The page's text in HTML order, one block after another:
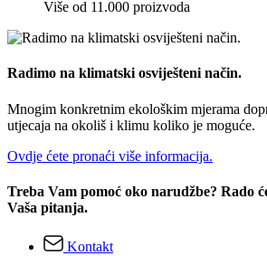
Više od 11.000 proizvoda
Radimo na klimatski osviješteni način.
Mnogim konkretnim ekološkim mjerama
utjecaja na okoliš i klimu koliko je moguće.
Ovdje ćete pronaći više informacija.
Treba Vam pomoć oko narudžbe? Rado
Vaša pitanja.
Kontakt